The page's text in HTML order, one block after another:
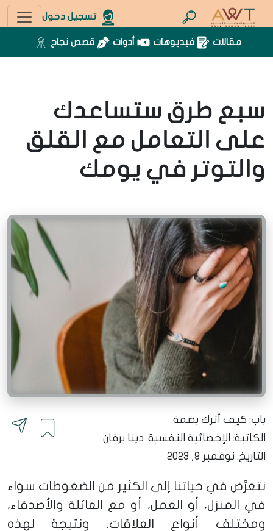
تسجيل دخول
مقالات فيديوهات أدوات قصص نجاح
سبع طرق ستساعدك
على التعامل مع القلق
والتوتر في يومك
باب: كيف أترك بصمة
الكاتبة: الإخصائية النفسية: دينا برقان
التاريخ: نوفمبر 9, 2023
نتعرَّض في حياتنا إلى الكثير من الضغوطات سواء
في المنزل، أو العمل، أو مع العائلة والأصدقاء،
ومختلف أنواع العلاقات. ونتيجة لهذه